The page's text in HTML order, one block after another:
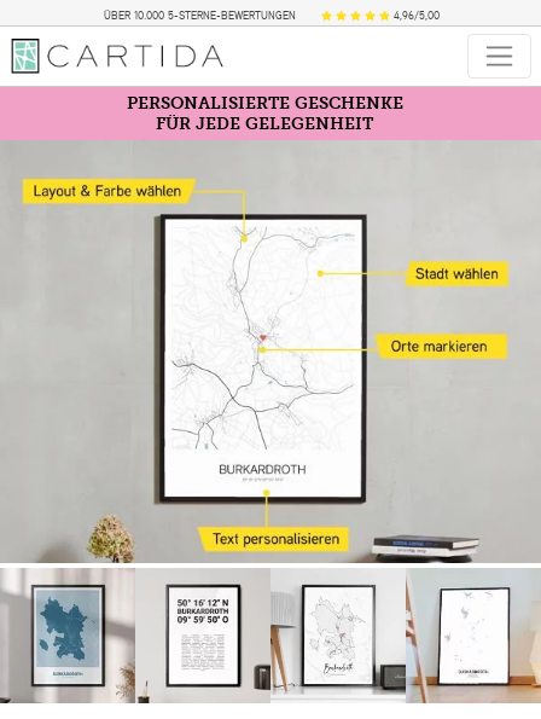
ÜBER 10.000 5-STERNE-BEWERTUNGEN 4,96/5,00
PERSONALISIERTE GESCHENKE
FÜR JEDE GELEGENHEIT